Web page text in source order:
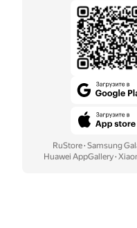
RuStore· Samsung
Huawei AppGallery·